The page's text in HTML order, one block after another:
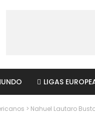
LIGAS
> Nahuel Lautaro